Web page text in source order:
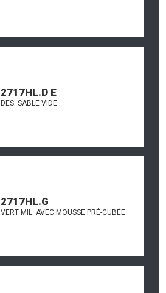
2717HL.D E
DES. SABLE VIDE
2717HL.G
VERT MIL. AVEC MOUSSE PRÉ-CUBÉE